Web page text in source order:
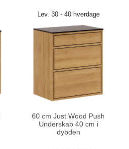
Lev. 30 - 40 hverdage
60 cm Just Wood Push
Underskab 40 cm i
dybden